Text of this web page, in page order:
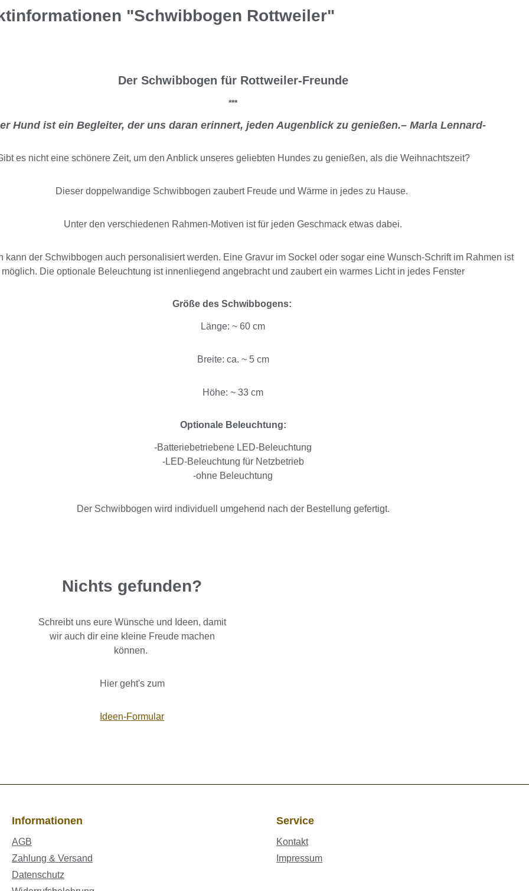
"Schwibbogen Rottweiler"
Der Schwibbogen für Rottweiler-Freunde
***
Hund ist ein Begleiter, der uns daran erinnert, jeden Augenblick zu genießen.– Marla Lennard-
es nicht eine schönere Zeit, um den Anblick unseres geliebten Hundes zu genießen, als die Weihnachtszeit?
Dieser doppelwandige Schwibbogen zaubert Freude und Wärme in jedes zu Hause.
Unter den verschiedenen Rahmen-Motiven ist für jeden Geschmack etwas dabei.
kann der Schwibbogen auch personalisiert werden. Eine Gravur im Sockel oder sogar eine Wunsch-Schrift im Rahmen ist
möglich. Die optionale Beleuchtung ist innenliegend angebracht und zaubert ein warmes Licht in jedes Fenster
Größe des Schwibbogens:
Länge: ~ 60 cm
Breite: ca. ~ 5 cm
Höhe: ~ 33 cm
Optionale Beleuchtung:
-Batteriebetriebene LED-Beleuchtung
-LED-Beleuchtung für Netzbetrieb
-ohne Beleuchtung
Der Schwibbogen wird individuell umgehend nach der Bestellung gefertigt.
Nichts gefunden?
Schreibt uns eure Wünsche und Ideen, damit
wir auch dir eine kleine Freude machen
können.
Hier geht's zum
Ideen-Formular
Informationen
AGB
Zahlung & Versand
Datenschutz
Service
Kontakt
Impressum